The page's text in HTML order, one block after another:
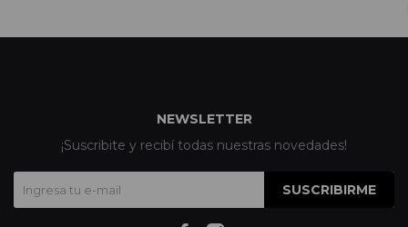
NEWSLETTER
¡Suscribite y recibí todas nuestras novedades!
SUSCRIBIRME